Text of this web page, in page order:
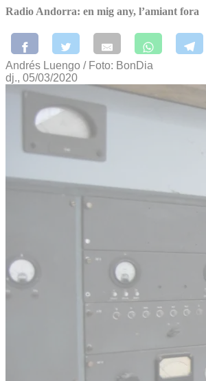
Radio Andorra: en mig any, l’amiant fora
Andrés Luengo / Foto: BonDia
dj., 05/03/2020